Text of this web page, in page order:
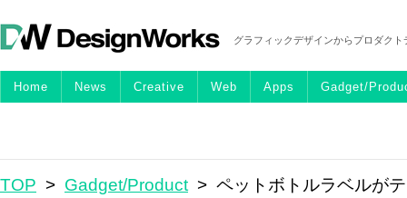
グラフィックデザインからプロダク
Home News Creative Web Apps Gadget/
TOP > Gadget/Product > ペットボトルラベルが